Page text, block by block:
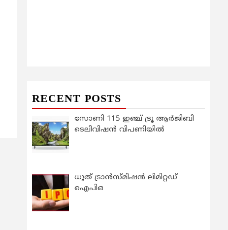
RECENT POSTS
സോണി 115 ഇഞ്ച് ട്രൂ ആർജിബി
ടെലിവിഷൻ വിപണിയിൽ
ധൂത് ട്രാൻസ്മിഷൻ ലിമിറ്റഡ്
ഐപിഒ